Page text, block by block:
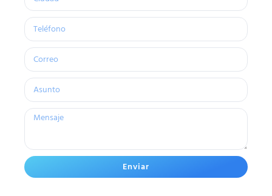
Enviar